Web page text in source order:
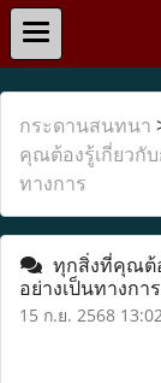
กระดานสนทนา
คุณต้องรู้เกี่ยวกั
ทางการ
ทุกสิ่งที่คุณต้
อย่างเป็นทางการ
15 ก.ย. 2568